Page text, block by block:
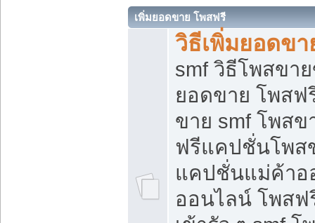
เพิ่มยอดขาย โพสฟรี
วิธีเพิ่มยอดข
smf วิธีโพสขา
ยอดขาย โพสฟ
ขาย smf โพส
ฟรีแคปชั่นโพส
แคปชั่นแม่ค้า
ออนไลน์ โพสฟ